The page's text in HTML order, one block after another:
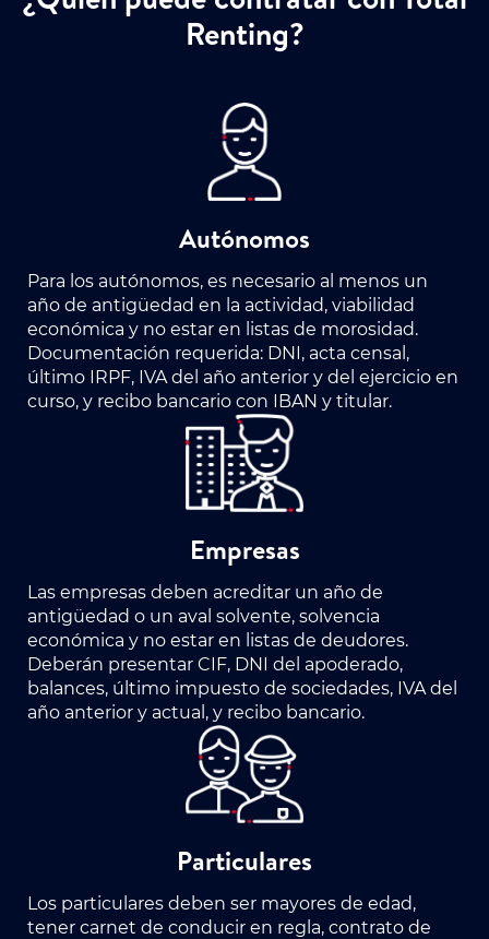
Renting?
Autónomos
Para los autónomos, es necesario al menos un
año de antigüedad en la actividad, viabilidad
económica y no estar en listas de morosidad.
Documentación requerida: DNI, acta censal,
último IRPF, IVA del año anterior y del ejercicio en
curso, y recibo bancario con IBAN y titular.
Empresas
Las empresas deben acreditar un año de
antigüedad o un aval solvente, solvencia
económica y no estar en listas de deudores.
Deberán presentar CIF, DNI del apoderado,
balances, último impuesto de sociedades, IVA del
año anterior y actual, y recibo bancario.
Particulares
Los particulares deben ser mayores de edad,
tener carnet de conducir en regla, contrato de